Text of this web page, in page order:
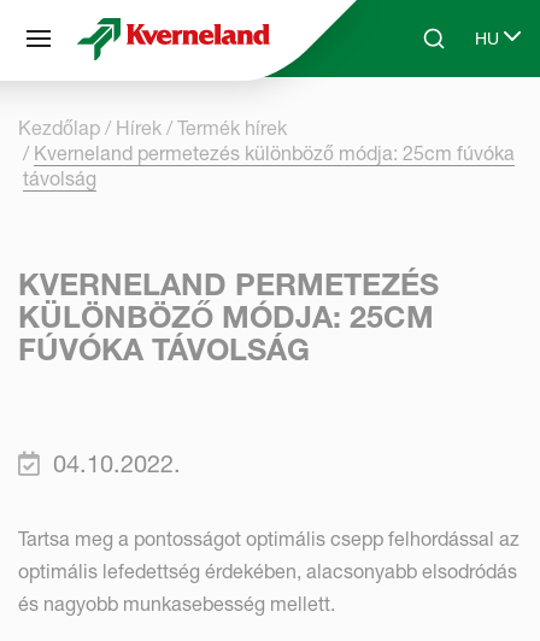
Skip to main contentSearchHU
Select
Kezdőlap Hírek
Termék hírek
Kverneland permetezés különböző módja: 25cm fúvóka
távolság
KVERNELAND PERMETEZÉS
KÜLÖNBÖZŐ MÓDJA: 25CM
FÚVÓKA TÁVOLSÁG
04.10.2022.
Tartsa meg a pontosságot optimális csepp felhordással az
optimális lefedettség érdekében, alacsonyabb elsodródás
és nagyobb munkasebesség mellett.
Süti preferenciák